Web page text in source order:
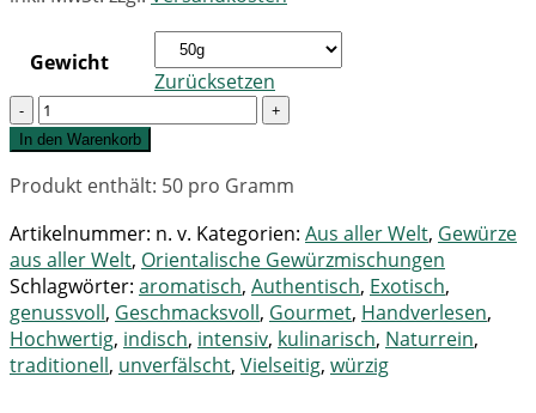
Gewicht
Zurücksetzen
Quantity
In den Warenkorb
Produkt enthält: 50 pro Gramm
Artikelnummer: n. v. Kategorien: Aus aller Welt, Gewürze
aus aller Welt, Orientalische Gewürzmischungen
Schlagwörter: aromatisch, Authentisch, Exotisch,
genussvoll, Geschmacksvoll, Gourmet, Handverlesen,
Hochwertig, indisch, intensiv, kulinarisch, Naturrein,
traditionell, unverfälscht, Vielseitig, würzig